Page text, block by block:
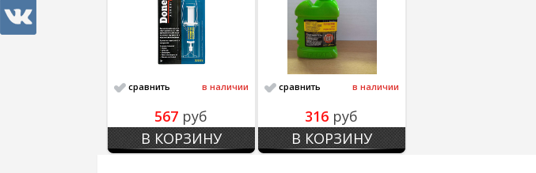
сравнить в наличии
567 руб
В КОРЗИНУ
сравнить в наличии
316 руб
В КОРЗИНУ